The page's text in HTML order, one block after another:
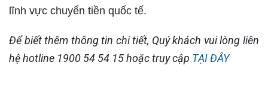
lĩnh vực chuyển tiền quốc tế.
Để biết thêm thông tin chi tiết, Quý khách vui lòng liên
hệ hotline 1900 54 54 15 hoặc truy cập TẠI ĐÂY